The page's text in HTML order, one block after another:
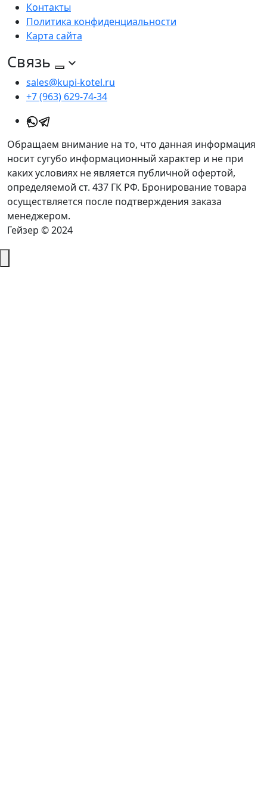
Контакты
Политика конфиденциальности
Карта сайта
Связь
sales@kupi-kotel.ru
+7 (963) 629-74-34
Обращаем внимание на то, что данная информация
носит сугубо информационный характер и не при
каких условиях не является публичной офертой,
определяемой ст. 437 ГК РФ. Бронирование товара
осуществляется после подтверждения заказа
менеджером.
Гейзер © 2024